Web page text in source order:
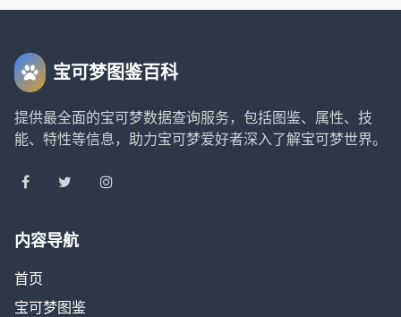
宝可梦图鉴百科
提供最全面的宝可梦数据查询服务，包括图鉴、属性、技
能、特性等信息，助力宝可梦爱好者深入了解宝可梦世界。
内容导航
首页
宝可梦图鉴